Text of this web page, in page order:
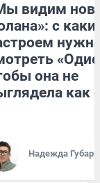
видим
с
она не
как
Надежда Губарь